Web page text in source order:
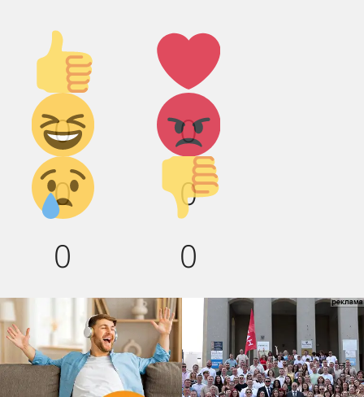
Палец
вверх!
0
Лайк!
0
Дикий
смех!
0
Агрессия!
0
Грусть :(
0
Палец
вниз!
0